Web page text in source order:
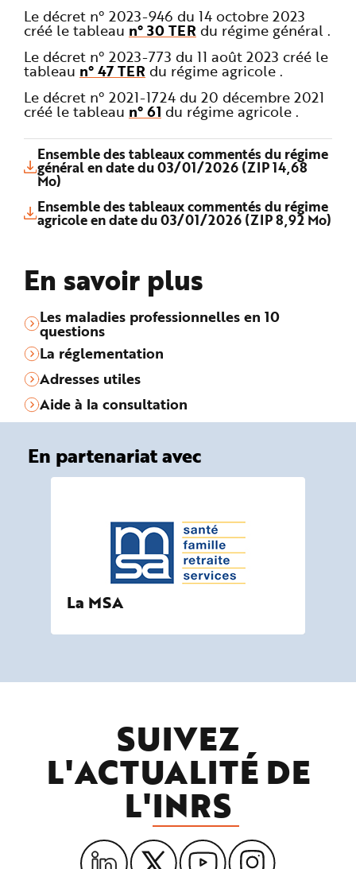
Le décret n° 2023-946 du 14 octobre 2023
créé le tableau n° 30 TER du régime général .
Le décret n° 2023-773 du 11 août 2023 créé le
tableau n° 47 TER du régime agricole .
Le décret n° 2021-1724 du 20 décembre 2021
créé le tableau n° 61 du régime agricole .
Ensemble des tableaux commentés du régime
général en date du 03/01/2026 (ZIP 14,68
Mo)
Ensemble des tableaux commentés du régime
agricole en date du 03/01/2026 (ZIP 8,92 Mo)
En savoir plus
Les maladies professionnelles en 10
questions
La réglementation
Adresses utiles
Aide à la consultation
En partenariat avec
La MSA
SUIVEZ
L'ACTUALITÉ DE
L'INRS